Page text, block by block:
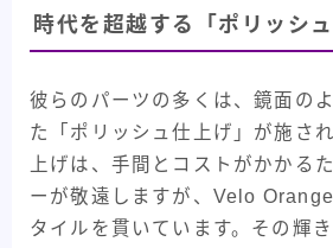
時代を超越する「ポリッシュ
彼らのパーツの多くは、鏡面の
た「ポリッシュ仕上げ」が施さ
上げは、手間とコストがかかる
ーが敬遠しますが、Velo
タイルを貫いています。その輝